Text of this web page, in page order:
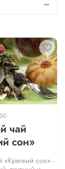
чай
сон»
«Крепкий сон» -